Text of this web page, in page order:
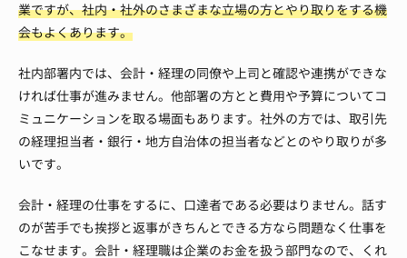
業ですが、社内・社外のさまざまな立場の方とやり取りをする機
会もよくあります。
社内部署内では、会計・経理の同僚や上司と確認や連携ができな
ければ仕事が進みません。他部署の方とと費用や予算についてコ
ミュニケーションを取る場面もあります。社外の方では、取引先
の経理担当者・銀行・地方自治体の担当者などとのやり取りが多
いです。
会計・経理の仕事をするに、口達者である必要はりません。話す
のが苦手でも挨拶と返事がきちんとできる方なら問題なく仕事を
こなせます。会計・経理職は企業のお金を扱う部門なので、くれ